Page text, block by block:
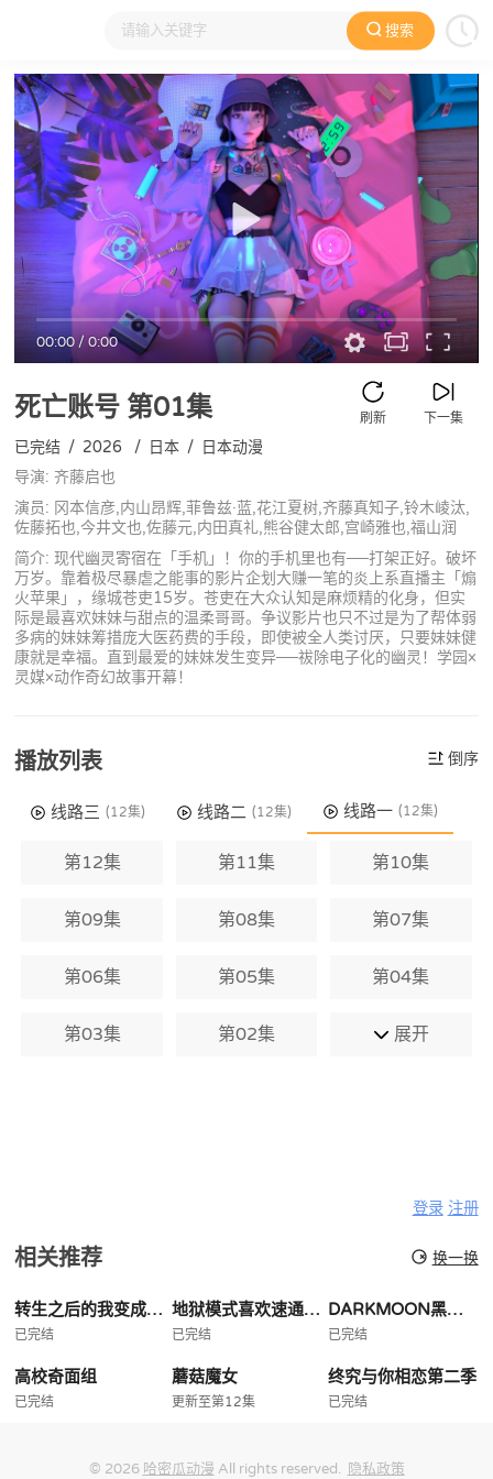
搜索
大家在看 日本动漫 国产动漫 欧美动漫 动漫电影
00:00/0:00
死亡账号 第01集 下一集
刷新
已完结 / 2026 / 日本 / 日本动漫
导演: 齐藤启也
演员: 冈本信彦,内山昂辉,菲鲁兹·蓝,花江夏树,齐藤真知子,铃木崚汰,
佐藤拓也,今井文也,佐藤元,内田真礼,熊谷健太郎,宫崎雅也,福山润
简介: 现代幽灵寄宿在「手机」！你的手机里也有──打架正好。破坏
万岁。靠着极尽暴虐之能事的影片企划大赚一笔的炎上系直播主「煽
火苹果」，缘城苍吏15岁。苍吏在大众认知是麻烦精的化身，但实
际是最喜欢妹妹与甜点的温柔哥哥。争议影片也只不过是为了帮体弱
多病的妹妹筹措庞大医药费的手段，即使被全人类讨厌，只要妹妹健
康就是幸福。直到最爱的妹妹发生变异──祓除电子化的幽灵！学园×
灵媒×动作奇幻故事开幕！
播放列表 倒序
线路三 (12集) 线路二 (12集) 线路一 (12集)
第12集 第11集 第10集
第09集 第08集 第07集
第06集 第05集 第04集
第03集 第02集 展开
登录 注册
相关推荐 换一换
转生之后的我变成了龙蛋
已完结
地狱模式喜欢速通游戏的玩家在废设定异世界无双
已完结
DARKMOON黑之月月之祭坛
已完结
高校奇面组
已完结
蘑菇魔女
更新至第12集
终究与你相恋第二季
已完结
© 2026 哈密瓜动漫 All rights reserved. 隐私政策